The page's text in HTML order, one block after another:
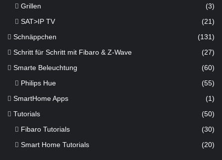
Grillen
(3)
SAT>IP TV
(21)
Schnäppchen (131)
Schritt für Schritt mit Fibaro & Z-Wave (27)
Smarte Beleuchtung (60)
Philips Hue (55)
SmartHome Apps (1)
Tutorials (50)
Fibaro Tutorials
(30)
Smart Home Tutorials
(20)